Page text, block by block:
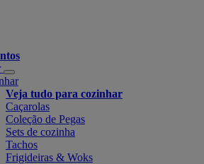
Veja tudo para cozinhar
Caçarolas
Coleção de Pegas
Sets de cozinha
Tachos
Frigideiras & Woks